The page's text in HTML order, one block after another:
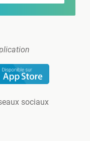
sociaux